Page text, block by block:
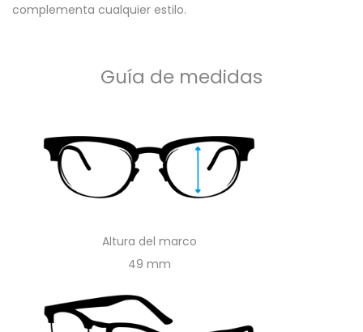
complementa cualquier estilo.
Guía de medidas
Altura del marco
49